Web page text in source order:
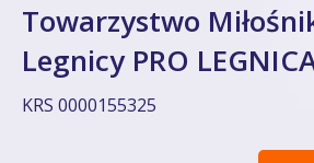
Towarzystwo
Legnicy PRO
KRS 0000155325